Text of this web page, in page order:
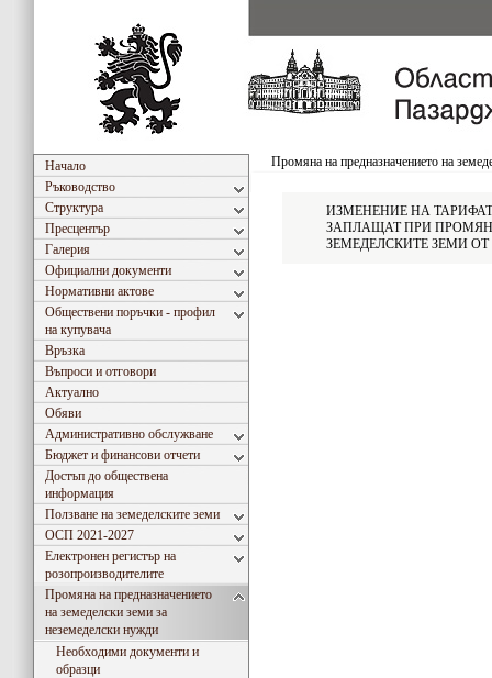
Начало
Ръководство
Структура
Пресцентър
Галерия
Официални документи
Нормативни актове
Обществени поръчки - профил
на купувача
Връзка
Въпроси и отговори
Актуално
Обяви
Административно обслужване
Бюджет и финансови отчети
Достъп до обществена
информация
Ползване на земеделските земи
ОСП 2021-2027
Електронен регистър на
розопроизводителите
Промяна на предназначението
на земеделски земи за
неземеделски нужди
Необходими документи и
образци
Промяна на предназначението на
ИЗМЕНЕНИЕ НА
ЗАПЛАЩАТ ПРИ
ЗЕМЕДЕЛСКИТЕ ЗЕМИ ОТ